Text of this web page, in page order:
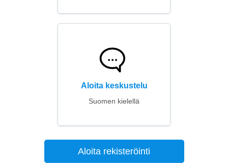
Aloita keskustelu
Suomen kielellä
Aloita rekisteröinti